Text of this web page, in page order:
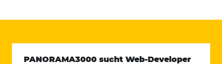
PANORAMA3000 sucht Web-Developer